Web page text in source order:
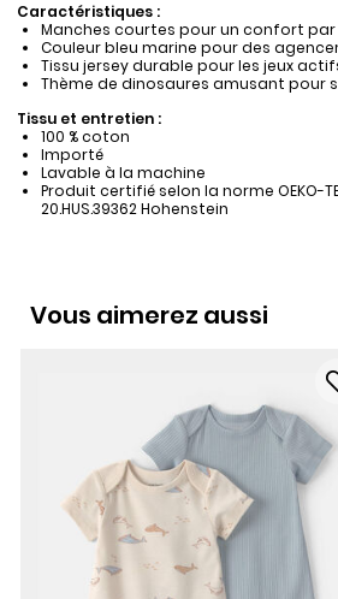
Caractéristiques :
Manches courtes pour un confort
Couleur bleu marine pour des
Tissu jersey durable pour les jeux
Thème de dinosaures amusant pour
Tissu et entretien :
100 % coton
Importé
Lavable à la machine
Produit certifié selon la norme OEKO-
20.HUS.39362 Hohenstein
Vous aimerez aussi